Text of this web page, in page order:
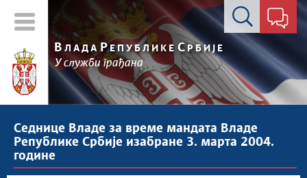
Контакт форма
В ЛАДА РЕПУБЛИКЕ СРБИЈЕ
У служби грађана
Седнице Владе за време мандата Владе
Републике Србије изабране 3. марта 2004.
године